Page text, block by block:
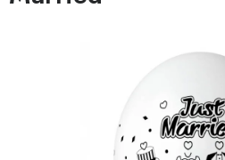
SVATEBNÍ DOPLŇKY
BARVY NA OBLIČEJ A VLASY